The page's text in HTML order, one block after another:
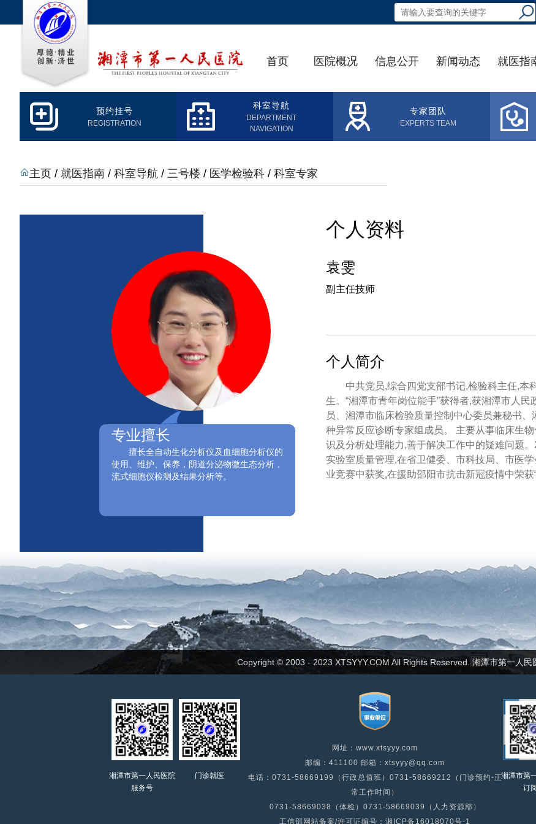
首页 医院概况 信息公开 新闻动态 就医指
预约挂号
REGISTRATION
科室导航
DEPARTMENT
NAVIGATION
专家团队
EXPERTS TEAM
主页 / 就医指南 / 科室导航 / 三号楼 / 医学检验科 / 科室专家
专业擅长
擅长全自动生化分析仪及血细胞分析仪的
使用、维护、保养，阴道分泌物微生态分析，
流式细胞仪检测及结果分析等。
个人资料
袁雯
副主任技师
个人简介
中共党员,综合四党支部书记,检验科主任,本
生。“湘潭市青年岗位能手”获得者,获湘潭市人
员、湘潭市临床检验质量控制中心委员兼秘书
种异常反应诊断专家组成员。 主要从事临床生
识及分析处理能力,善于解决工作中的疑难问题
实验室质量管理,在省卫健委、市科技局、市医
业竞赛中获奖,在援助邵阳市抗击新冠疫情中荣获“
Copyright © 2003 - 2023 XTSYYY.COM All Rights Reserved. 湘潭市第一人民
湘潭市第一人民医院
服务号
门诊就医
网址：www.xtsyyy.com
邮编：411100 邮箱：xtsyyy@qq.com
电话：0731-58669199（行政总值班）0731-58669212（门诊预约-正
常工作时间）
0731-58669038（体检）0731-58669039（人力资源部）
工信部网站备案/许可证编号：湘ICP备16018070号-1
湘潭市第
订